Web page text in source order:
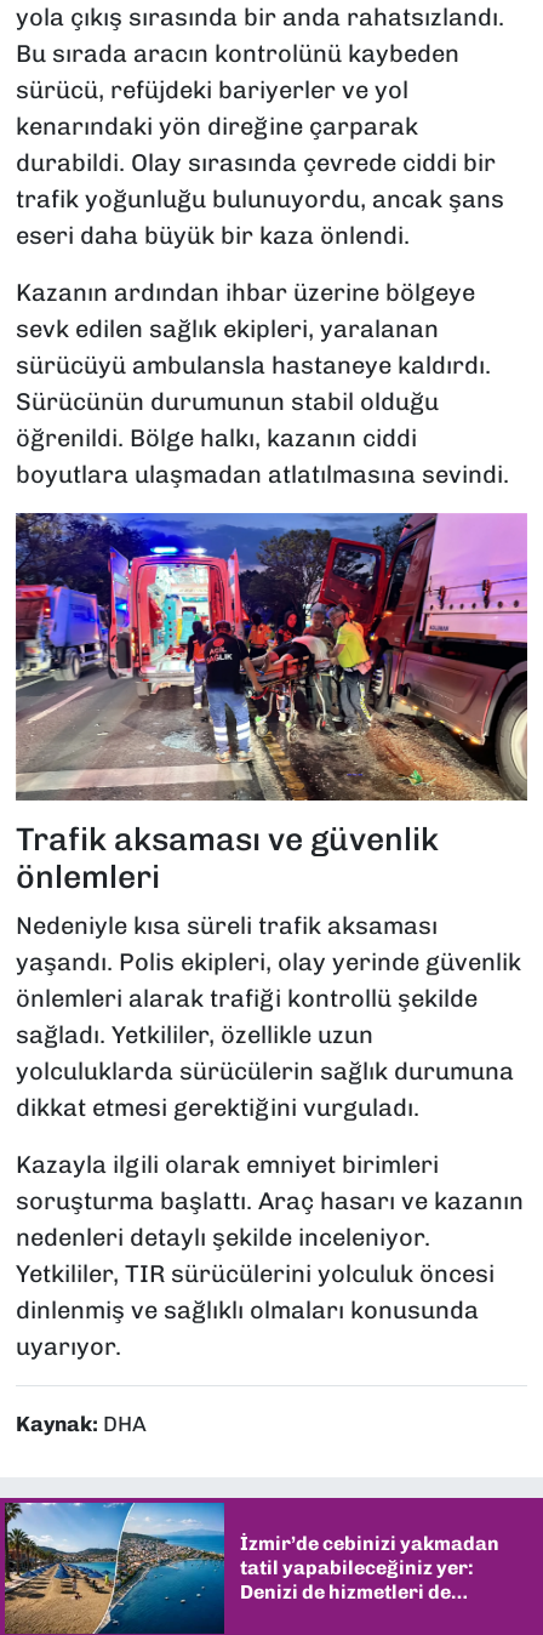
yola çıkış sırasında bir anda rahatsızlandı.
Bu sırada aracın kontrolünü kaybeden
sürücü, refüjdeki bariyerler ve yol
kenarındaki yön direğine çarparak
durabildi. Olay sırasında çevrede ciddi bir
trafik yoğunluğu bulunuyordu, ancak şans
eseri daha büyük bir kaza önlendi.
Kazanın ardından ihbar üzerine bölgeye
sevk edilen sağlık ekipleri, yaralanan
sürücüyü ambulansla hastaneye kaldırdı.
Sürücünün durumunun stabil olduğu
öğrenildi. Bölge halkı, kazanın ciddi
boyutlara ulaşmadan atlatılmasına sevindi.
Trafik aksaması ve güvenlik
önlemleri
Nedeniyle kısa süreli trafik aksaması
yaşandı. Polis ekipleri, olay yerinde güvenlik
önlemleri alarak trafiği kontrollü şekilde
sağladı. Yetkililer, özellikle uzun
yolculuklarda sürücülerin sağlık durumuna
dikkat etmesi gerektiğini vurguladı.
Kazayla ilgili olarak emniyet birimleri
soruşturma başlattı. Araç hasarı ve kazanın
nedenleri detaylı şekilde inceleniyor.
Yetkililer, TIR sürücülerini yolculuk öncesi
dinlenmiş ve sağlıklı olmaları konusunda
uyarıyor.
Kaynak: DHA
İzmir’de cebinizi yakmadan
tatil yapabileceğiniz yer:
Denizi de hizmetleri de